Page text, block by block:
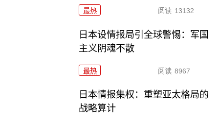
最热 阅读 13132
日本设情报局引全球警惕：军国
主义阴魂不散
最热 阅读 8967
日本情报集权：重塑亚太格局的
战略算计